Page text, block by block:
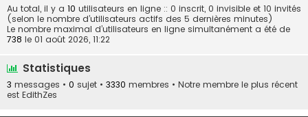
Au total, il y a 10 utilisateurs en ligne :: 0 inscrit, 0 invisible et 10 invités
(selon le nombre d’utilisateurs actifs des 5 dernières minutes)
Le nombre maximal d’utilisateurs en ligne simultanément a été de
738 le 01 août 2026, 11:22
Statistiques
3 messages • 0 sujet • 3330 membres • Notre membre le plus récent
est EdithZes